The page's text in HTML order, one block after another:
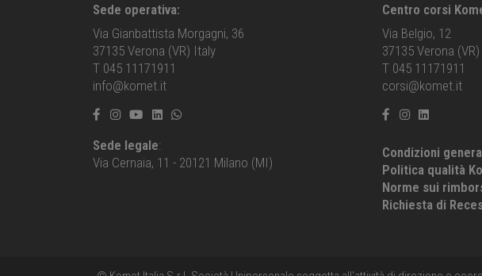
Sede operativa:
Via Gianbattista Morgagni, 36
37135 Verona (VR) Italy
T 045 11171911
info@komet.it
Centro corsi
Via Belgio, 12
37135 Verona
T 045 11171911
corsi@komet.it
Sede legale:
Via Cernaia, 11 - 20121 Milano (MI)
Condizioni
Politica qualità
Norme sui
Richiesta di